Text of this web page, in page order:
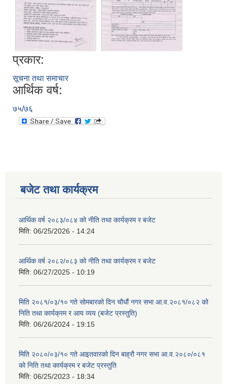
प्रकार:
सूचना तथा समाचार
आर्थिक वर्ष:
७५/७६
बजेट तथा कार्यक्रम
आर्थिक वर्ष २०८३/०८४ को नीति तथा कार्यक्रम र बजेट
मिति: 06/25/2026 - 14:24
आर्थिक वर्ष २०८२/०८३ को नीति तथा कार्यक्रम र बजेट
मिति: 06/27/2025 - 10:19
मिति २०८१/०३/१० गते सोमबारको दिन चौधौं नगर सभा आ.व.२०८१/०८२ को
निति तथा कार्यक्रम र आय व्यय (बजेट प्रस्तुति)
मिति: 06/26/2024 - 19:15
मिति २०८०/०३/१० गते आइतवारको दिन बाह्रौ नगर सभा आ.व.२०८०/०८१
को निति तथा कार्यक्रम र बजेट प्रस्तुति
मिति: 06/25/2023 - 18:34